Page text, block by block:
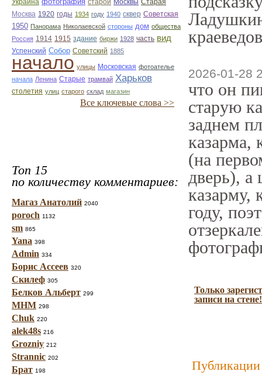
Украина старой Москвы Старая
Москва 1920 годы 1934 году 1940 сквер Советская
1950 Панорама Николаевской стороны дом общества
Россия 1914 1915 здание биржи 1928 часть вид
Успенский Собор Советский 1885
начало улицы Московская фотоателье
начала Ленина Старые трамвай Харьков
столетия улиц старого склад магазин
Все ключевые слова >>
Топ 15
по количеству комментариев:
Магаз Анатолий 2040
poroch 1132
sm 865
Yana 398
Admin 334
Борис Ассеев 320
Скилеф 305
Белков Альберт 299
МНМ 298
Chuk 220
alek48s 216
Grozniy 212
Strannic 202
Брат 198
2026-01-28
что он
старую
заднем
казарма,
(на
дверь), а
казарму,
году,
Только
записи на стене!
Публикации